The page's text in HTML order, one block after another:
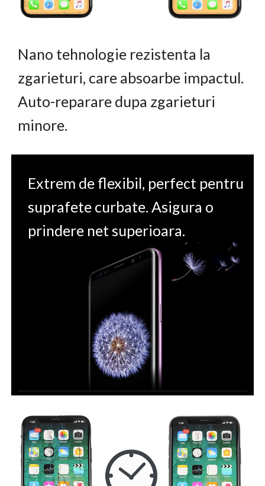
Nano tehnologie rezistenta la
zgarieturi, care absoarbe impactul.
Auto-reparare dupa zgarieturi
minore.
Extrem de flexibil, perfect pentru
suprafete curbate. Asigura o
prindere net superioara.